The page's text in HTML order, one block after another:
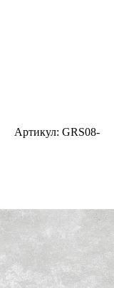
Артикул: GRS08-